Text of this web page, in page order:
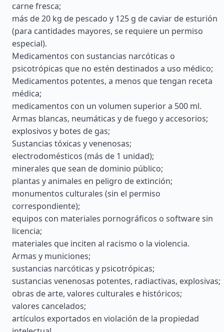
carne fresca;
más de 20 kg de pescado y 125 g de caviar de esturión
(para cantidades mayores, se requiere un permiso
especial).
Medicamentos con sustancias narcóticas o
psicotrópicas que no estén destinados a uso médico;
Medicamentos potentes, a menos que tengan receta
médica;
medicamentos con un volumen superior a 500 ml.
Armas blancas, neumáticas y de fuego y accesorios;
explosivos y botes de gas;
Sustancias tóxicas y venenosas;
electrodomésticos (más de 1 unidad);
minerales que sean de dominio público;
plantas y animales en peligro de extinción;
monumentos culturales (sin el permiso
correspondiente);
equipos con materiales pornográficos o software sin
licencia;
materiales que inciten al racismo o la violencia.
Armas y municiones;
sustancias narcóticas y psicotrópicas;
sustancias venenosas potentes, radiactivas, explosivas;
obras de arte, valores culturales e históricos;
valores cancelados;
artículos exportados en violación de la propiedad